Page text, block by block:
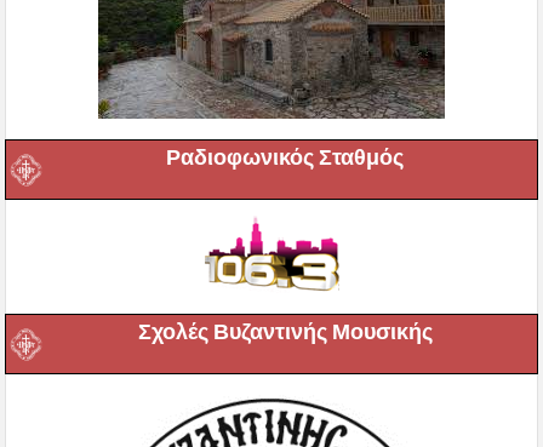
Ραδιοφωνικός Σταθμός
Σχολές Βυζαντινής Μουσικής